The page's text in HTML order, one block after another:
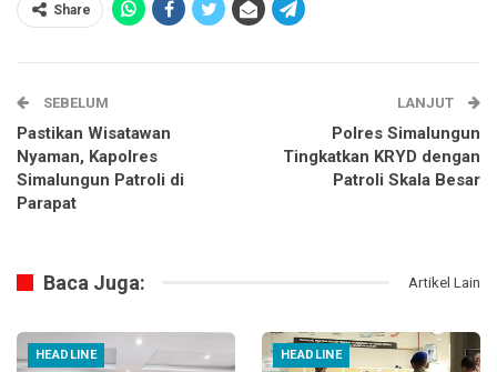
Share
SEBELUM
Pastikan Wisatawan
Nyaman, Kapolres
Simalungun Patroli di
Parapat
LANJUT
Polres Simalungun
Tingkatkan KRYD dengan
Patroli Skala Besar
Baca Juga: Artikel Lain
HEADLINE HEADLINE